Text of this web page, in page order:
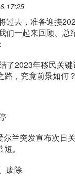
17:25
过去，准备迎接
们一起来回顾、总
兰突发宣布次日
。
废除